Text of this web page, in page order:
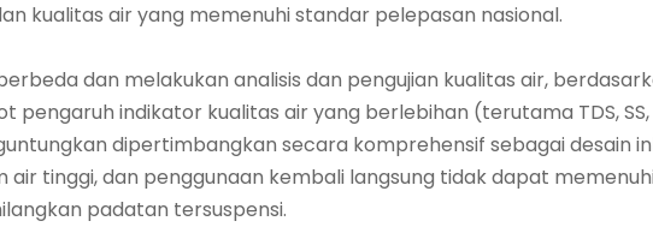
kualitas air yang memenuhi standar pelepasan nasional.
dan melakukan analisis dan pengujian kualitas air,
pengaruh indikator kualitas air yang berlebihan (terutama TDS, SS,
dipertimbangkan secara komprehensif sebagai desain
tinggi, dan penggunaan kembali langsung tidak dapat
padatan tersuspensi.